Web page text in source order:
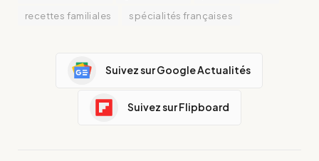
recettes familiales
spécialités françaises
Suivez sur Google Actualités
Suivez sur Flipboard